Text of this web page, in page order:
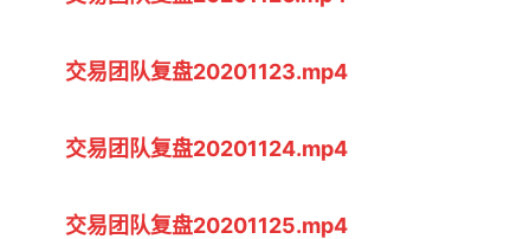
交易团队复盘20201123.mp4
交易团队复盘20201124.mp4
交易团队复盘20201125.mp4